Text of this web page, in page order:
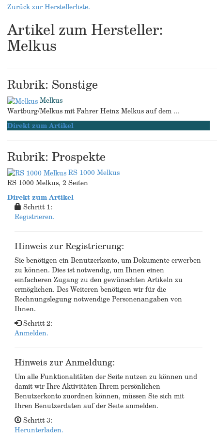
Zurück zur Herstellerliste.
Artikel zum Hersteller:
Melkus
Rubrik: Sonstige
Melkus
Wartburg/Melkus mit Fahrer Heinz Melkus auf dem ...
Direkt zum Artikel
Rubrik: Prospekte
RS 1000 Melkus
RS 1000 Melkus, 2 Seiten
Direkt zum Artikel
Schritt 1:
Registrieren.
Hinweis zur Registrierung:
Sie benötigen ein Benutzerkonto, um Dokumente erwerben
zu können. Dies ist notwendig, um Ihnen einen
einfacheren Zugang zu den gewünschten Artikeln zu
ermöglichen. Des Weiteren benötigen wir für die
Rechnungslegung notwendige Personenangaben von
Ihnen.
Schritt 2:
Anmelden.
Hinweis zur Anmeldung:
Um alle Funktionalitäten der Seite nutzen zu können und
damit wir Ihre Aktivitäten Ihrem persönlichen
Benutzerkonto zuordnen können, müssen Sie sich mit
Ihren Benutzerdaten auf der Seite anmelden.
Schritt 3:
Herunterladen.